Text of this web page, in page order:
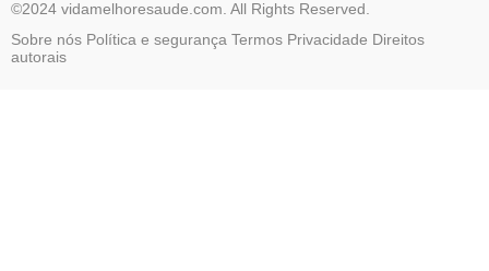
©2024 vidamelhoresaude.com. All Rights Reserved.
Sobre nós Política e segurança Termos Privacidade Direitos
autorais